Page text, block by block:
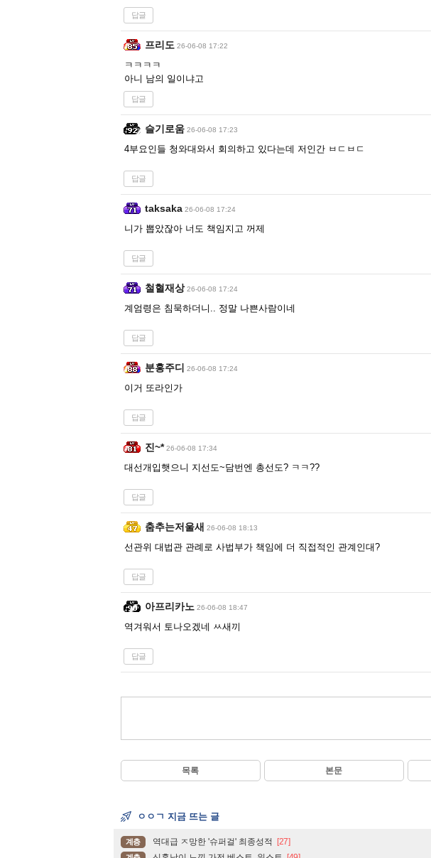
답글
프리도 26-06-08 17:22
ㅋㅋㅋㅋ
아니 남의 일이냐고
답글
슬기로움 26-06-08 17:23
4부요인들 청와대와서 회의하고 있다는데 저인간 ㅂㄷㅂㄷ
답글
taksaka 26-06-08 17:24
니가 뽑았잖아 너도 책임지고 꺼제
답글
철혈재상 26-06-08 17:24
계엄령은 침묵하더니.. 정말 나쁜사람이네
답글
분홍주디 26-06-08 17:24
이거 또라인가
답글
진~* 26-06-08 17:34
대선개입햇으니 지선도~담번엔 총선도? ㅋㅋ??
답글
춤추는저울새 26-06-08 18:13
선관위 대법관 관례로 사법부가 책임에 더 직접적인 관계인대?
답글
아프리카노 26-06-08 18:47
역겨워서 토나오겠네 ㅆ새끼
답글
목록 본문
ㅇㅇㄱ 지금 뜨는 글
계층 역대급 ㅈ망한 '슈퍼걸' 최종성적 [27]